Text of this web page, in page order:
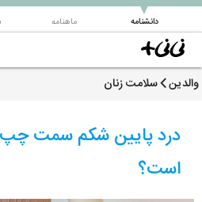
دانشنامه
▼ ماهنامه
والدین سلامت زنان
درد پایین شکم سمت چپ
است؟